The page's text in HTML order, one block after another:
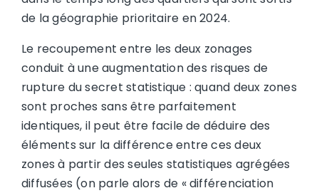
de la géographie prioritaire en 2024.
Le recoupement entre les deux zonages
conduit à une augmentation des risques de
rupture du secret statistique : quand deux zones
sont proches sans être parfaitement
identiques, il peut être facile de déduire des
éléments sur la différence entre ces deux
zones à partir des seules statistiques agrégées
diffusées (on parle alors de « différenciation